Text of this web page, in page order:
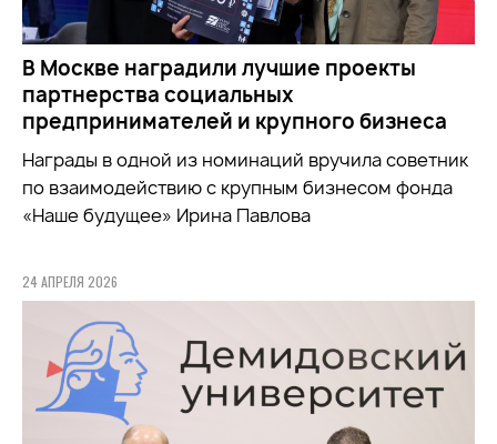
В Москве наградили лучшие проекты
партнерства социальных
предпринимателей и крупного бизнеса
Награды в одной из номинаций вручила советник
по взаимодействию с крупным бизнесом фонда
«Наше будущее» Ирина Павлова
24 АПРЕЛЯ 2026